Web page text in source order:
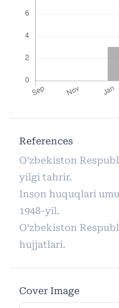
References
O‘zbekiston
yilgi tahrir.
Inson huquqlari
1948-yil.
O‘zbekiston
hujjatlari.
Cover Image